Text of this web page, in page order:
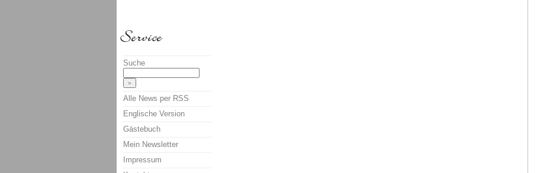
Suche
Alle News per RSS
Englische Version
Gästebuch
Mein Newsletter
Impressum